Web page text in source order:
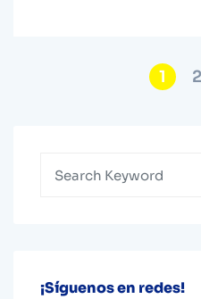
1 2
¡Síguenos en redes!